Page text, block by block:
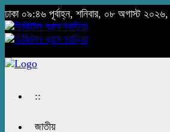
ঢাকা ০৯:৪৬ পূর্বাহ্ন, শনিবার, ০৮ অগাস্ট ২০২৬,
::
জাতীয়